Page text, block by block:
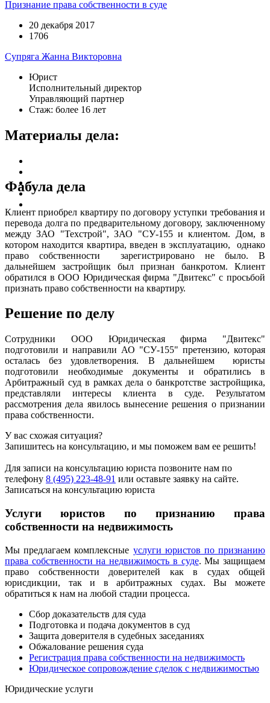
Признание права собственности в суде
20 декабря 2017
1706
Супряга Жанна Викторовна
Юрист
Исполнительный директор
Управляющий партнер
Стаж: более 16 лет
Материалы дела:
Фабула дела
Клиент приобрел квартиру по договору уступки требования и
перевода долга по предварительному договору, заключенному
между ЗАО "Техстрой", ЗАО "СУ‑155 и клиентом. Дом, в
котором находится квартира, введен в эксплуатацию, однако
право собственности зарегистрировано не было. В
дальнейшем застройщик был признан банкротом. Клиент
обратился в ООО Юридическая фирма "Двитекс" с просьбой
признать право собственности на квартиру.
Решение по делу
Сотрудники ООО Юридическая фирма "Двитекс"
подготовили и направили АО "СУ-155" претензию, которая
осталась без удовлетворения. В дальнейшем юристы
подготовили необходимые документы и обратились в
Арбитражный суд в рамках дела о банкротстве застройщика,
представляли интересы клиента в суде. Результатом
рассмотрения дела явилось вынесение решения о признании
права собственности.
У вас схожая ситуация?
Запишитесь на консультацию, и мы поможем вам ее решить!
Для записи на консультацию юриста позвоните нам по
телефону 8 (495) 223-48-91 или оставьте заявку на сайте.
Записаться на консультацию юриста
Услуги юристов по признанию права
собственности на недвижимость
Мы предлагаем комплексные услуги юристов по признанию
права собственности на недвижимость в суде. Мы защищаем
право собственности доверителей как в судах общей
юрисдикции, так и в арбитражных судах. Вы можете
обратиться к нам на любой стадии процесса.
Сбор доказательств для суда
Подготовка и подача документов в суд
Защита доверителя в судебных заседаниях
Обжалование решения суда
Регистрация права собственности на недвижимость
Юридическое сопровождение сделок с недвижимостью
Юридические услуги